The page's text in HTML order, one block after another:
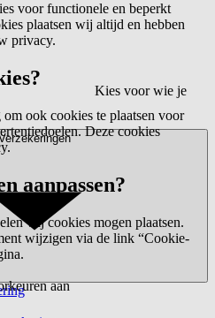
Kies voor wie je
voor functionele en beperkt
plaatsen wij altijd en hebben
privacy.
ook cookies te plaatsen voor
Deze cookies
aanpassen?
wij cookies mogen plaatsen.
wijzigen via de link “Cookie-
aan